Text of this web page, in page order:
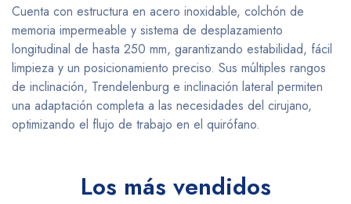
Cuenta con estructura en acero inoxidable, colchón de
memoria impermeable y sistema de desplazamiento
longitudinal de hasta 250 mm, garantizando estabilidad, fácil
limpieza y un posicionamiento preciso. Sus múltiples rangos
de inclinación, Trendelenburg e inclinación lateral permiten
una adaptación completa a las necesidades del cirujano,
optimizando el flujo de trabajo en el quirófano.
Los más vendidos